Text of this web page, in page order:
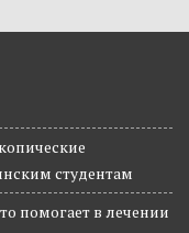
студентам
помогает в лечении